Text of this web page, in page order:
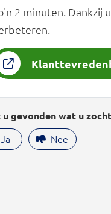
2 minuten. Dankzij
gevonden wat u
Ja Nee